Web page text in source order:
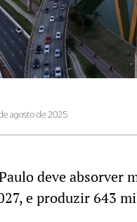
agosto de 2025
deve absorver
e produzir 643